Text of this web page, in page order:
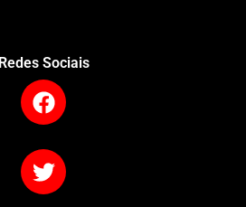
Redes Sociais